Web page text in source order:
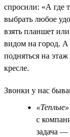
спросили: «А где
выбрать любое
взять планшет
видом на город. А
подняться на
кресле.
Звонки у нас
«Теплые»
с
задача —